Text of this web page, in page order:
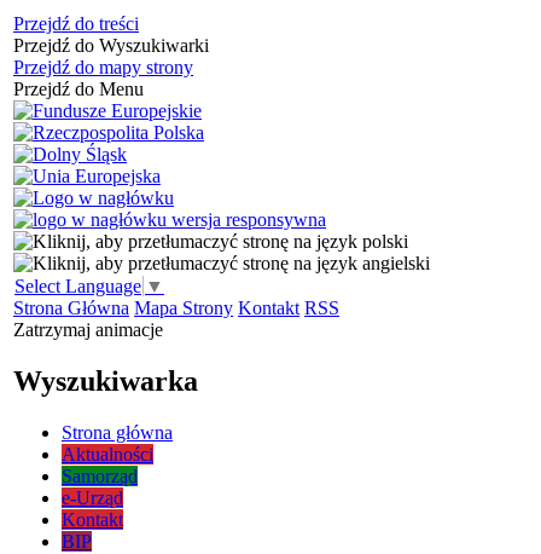
Przejdź do treści
Przejdź do Wyszukiwarki
Przejdź do mapy strony
Przejdź do Menu
Select Language ▼
Strona Główna Mapa Strony Kontakt RSS
Zatrzymaj animacje
Wyszukiwarka
Strona główna
Aktualności
Samorząd
e-Urząd
Kontakt
BIP